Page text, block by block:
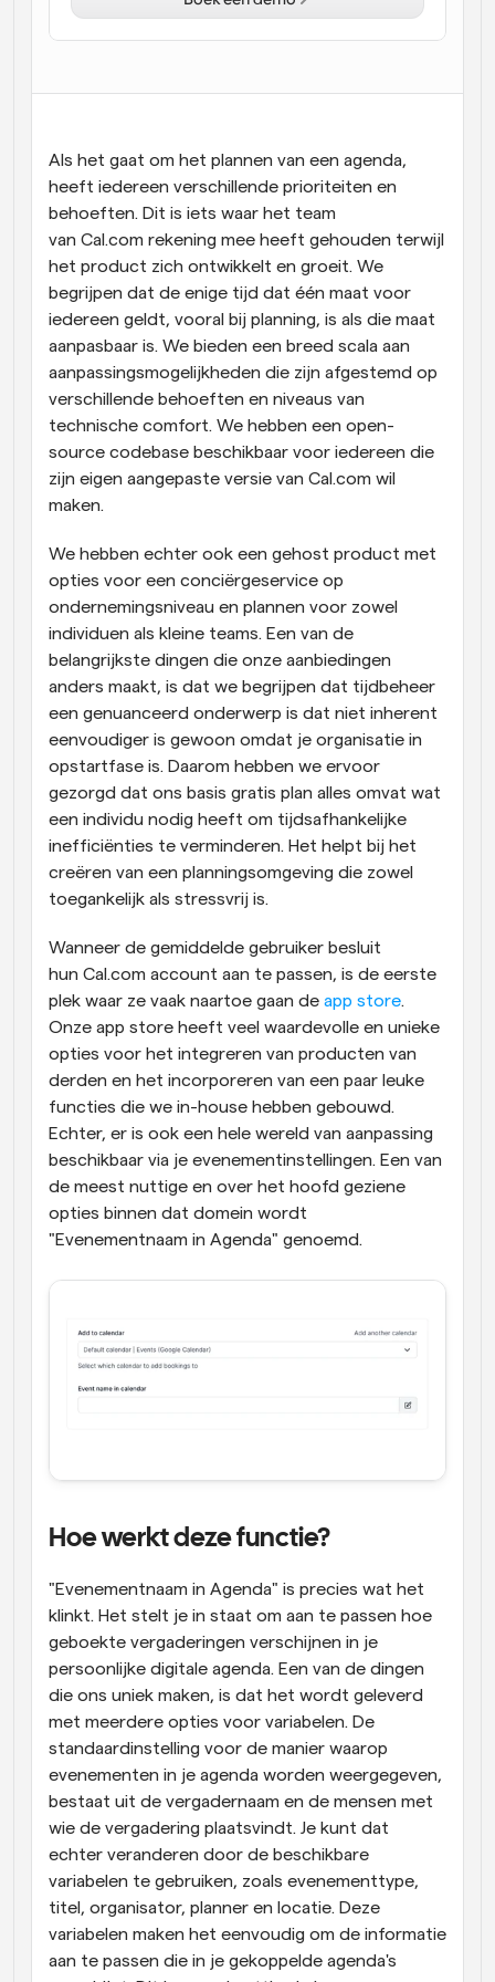
Supercharged planning met AI-gestuurde
oproepen
Instant Vergaderingen
Ontmoet cliënten binnen enkele minuten
Dynamische Groep Links
Boek naadloos vergaderingen met meerdere mensen
Webhooks
Ontvang een melding wanneer er iets gebeurt
Als het gaat om het plannen van een agenda,
heeft iedereen verschillende prioriteiten en
behoeften. Dit is iets waar het team
van Cal.com rekening mee heeft gehouden terwijl
het product zich ontwikkelt en groeit. We
begrijpen dat de enige tijd dat één maat voor
iedereen geldt, vooral bij planning, is als die maat
aanpasbaar is. We bieden een breed scala aan
aanpassingsmogelijkheden die zijn afgestemd op
verschillende behoeften en niveaus van
technische comfort. We hebben een open-
source codebase beschikbaar voor iedereen die
zijn eigen aangepaste versie van Cal.com wil
maken.
We hebben echter ook een gehost product met
opties voor een conciërgeservice op
ondernemingsniveau en plannen voor zowel
individuen als kleine teams. Een van de
belangrijkste dingen die onze aanbiedingen
anders maakt, is dat we begrijpen dat tijdbeheer
een genuanceerd onderwerp is dat niet inherent
eenvoudiger is gewoon omdat je organisatie in
opstartfase is. Daarom hebben we ervoor
gezorgd dat ons basis gratis plan alles omvat wat
een individu nodig heeft om tijdsafhankelijke
inefficiënties te verminderen. Het helpt bij het
creëren van een planningsomgeving die zowel
toegankelijk als stressvrij is.
Wanneer de gemiddelde gebruiker besluit
hun Cal.com account aan te passen, is de eerste
plek waar ze vaak naartoe gaan de app store.
Onze app store heeft veel waardevolle en unieke
opties voor het integreren van producten van
derden en het incorporeren van een paar leuke
functies die we in-house hebben gebouwd.
Echter, er is ook een hele wereld van aanpassing
beschikbaar via je evenementinstellingen. Een van
de meest nuttige en over het hoofd geziene
opties binnen dat domein wordt
"Evenementnaam in Agenda" genoemd.
Hoe werkt deze functie?
"Evenementnaam in Agenda" is precies wat het
klinkt. Het stelt je in staat om aan te passen hoe
geboekte vergaderingen verschijnen in je
persoonlijke digitale agenda. Een van de dingen
die ons uniek maken, is dat het wordt geleverd
met meerdere opties voor variabelen. De
standaardinstelling voor de manier waarop
evenementen in je agenda worden weergegeven,
bestaat uit de vergadernaam en de mensen met
wie de vergadering plaatsvindt. Je kunt dat
echter veranderen door de beschikbare
variabelen te gebruiken, zoals evenementtype,
titel, organisator, planner en locatie. Deze
variabelen maken het eenvoudig om de informatie
aan te passen die in je gekoppelde agenda's